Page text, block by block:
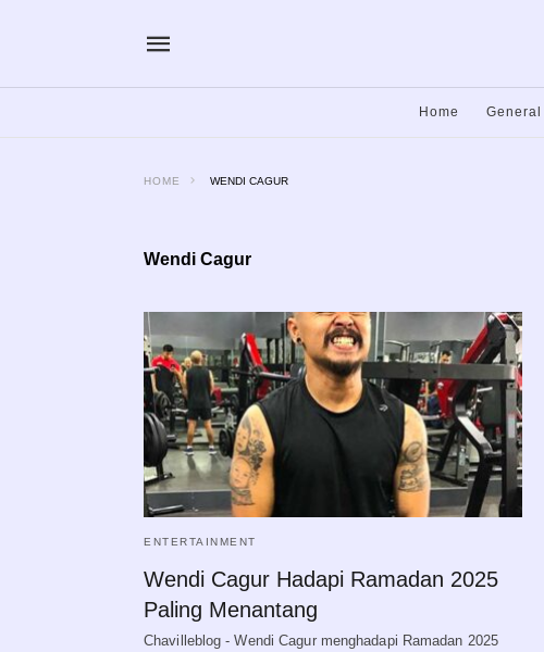
Home General
HOME WENDI CAGUR
Wendi Cagur
ENTERTAINMENT
Wendi Cagur Hadapi Ramadan 2025
Paling Menantang
Chavilleblog - Wendi Cagur menghadapi Ramadan 2025